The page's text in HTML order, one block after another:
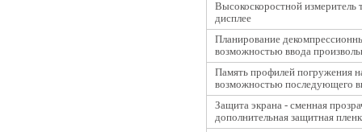
Высокоскоростной
дисплее
Планирование
возможностью ввода
Память профилей погружения
возможностью последующего
Защита экрана - сменная
дополнительная защитная